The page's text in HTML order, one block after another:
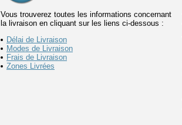
Vous trouverez toutes les informations concernant
la livraison en cliquant sur les liens ci-dessous :
Délai de Livraison
Modes de Livraison
Frais de Livraison
Zones Livrées